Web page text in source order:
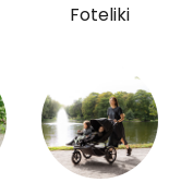
Foteliki